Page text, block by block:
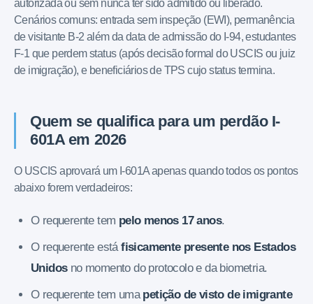
autorizada ou sem nunca ter sido admitido ou liberado.
Cenários comuns: entrada sem inspeção (EWI), permanência
de visitante B-2 além da data de admissão do I-94, estudantes
F-1 que perdem status (após decisão formal do USCIS ou juiz
de imigração), e beneficiários de TPS cujo status termina.
Quem se qualifica para um perdão I-
601A em 2026
O USCIS aprovará um I-601A apenas quando todos os pontos
abaixo forem verdadeiros:
O requerente tem pelo menos 17 anos.
O requerente estáfisicamente presente nos Estados
Unidosno momento do protocolo e da biometria.
O requerente tem uma petição de visto de imigrante